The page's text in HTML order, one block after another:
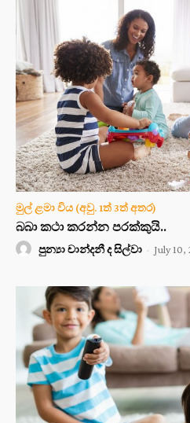
මුල් ළමා විය (අවු. 1ත් 3ත් අතර)
බබා කථා කරන්න පරක්කුයි..
පුන්‍යා චාන්දනී ද සිල්වා - July 10,